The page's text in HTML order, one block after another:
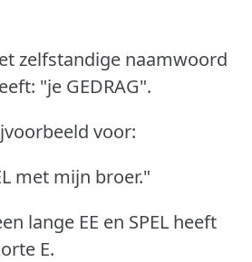
zelfstandige naamwoord
"je GEDRAG".
voor:
met mijn broer."
lange EE en SPEL heeft
E.